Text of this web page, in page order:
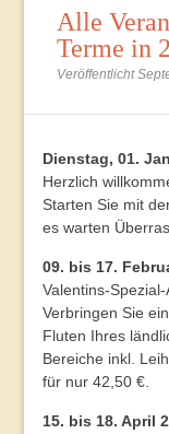
Alle
Terme in
Veröffentlicht
Dienstag, 01.
Herzlich
Starten Sie mit
es warten
09. bis 17.
Valentins-
Verbringen Sie
Fluten Ihres
Bereiche inkl.
für nur 42,50 €.
15. bis 18. April